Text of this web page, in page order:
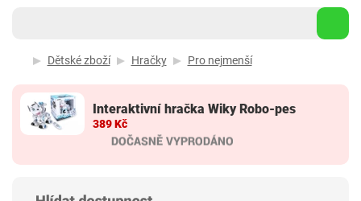
Dětské zboží Hračky Pro nejmenší
Interaktivní hračka Wiky Robo-pes
389 Kč